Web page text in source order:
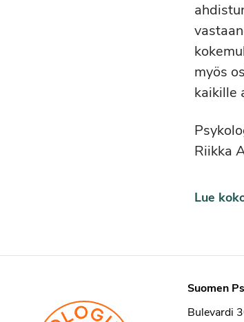
myös
kaikille
Riikka
Lue
Suomen
Bulevardi